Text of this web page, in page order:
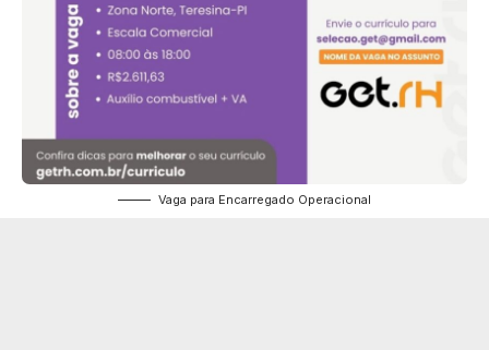
Vaga para Encarregado Operacional